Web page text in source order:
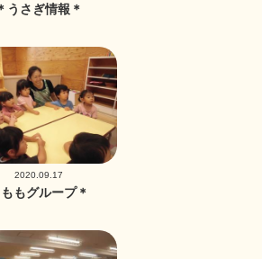
うさぎ情報＊
2020.09.17
ももグループ＊